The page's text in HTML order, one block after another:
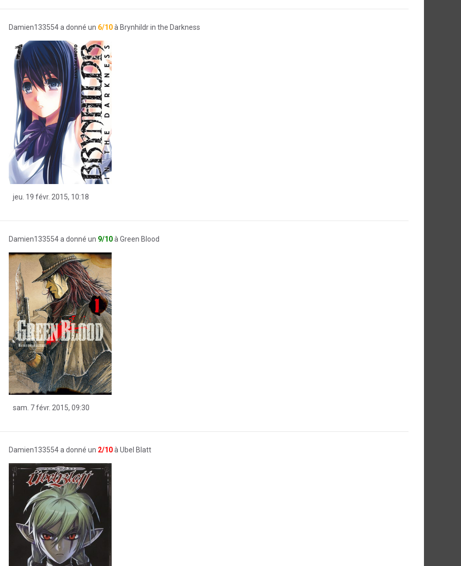
Damien133554 a donné un 6/10à Brynhildr in the Darkness
jeu. 19 févr. 2015, 10:18
Damien133554 a donné un 9/10à Green Blood
sam. 7 févr. 2015, 09:30
Damien133554 a donné un 2/10à Ubel Blatt